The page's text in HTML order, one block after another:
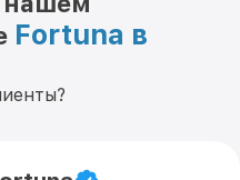
Fortuna в